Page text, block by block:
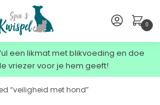
0
een likmat met blikvoeding en doe
vriezer voor je hem geeft!
“veiligheid met hond”